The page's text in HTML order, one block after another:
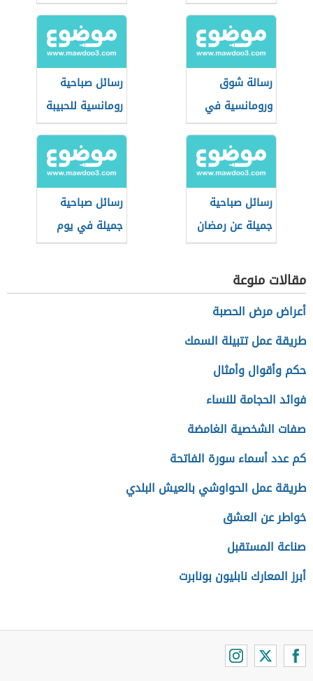
رسالة شوق
ورومانسية في
الصباح للحبيب
المسافر
رسائل صباحية
رومانسية للحبيبة
رسائل صباحية
جميلة عن رمضان
رسائل صباحية
جميلة في يوم
الجمعة
مقالات منوعة
أعراض مرض الحصبة
طريقة عمل تتبيلة السمك
حكم وأقوال وأمثال
فوائد الحجامة للنساء
صفات الشخصية الغامضة
كم عدد أسماء سورة الفاتحة
طريقة عمل الحواوشي بالعيش البلدي
خواطر عن العشق
صناعة المستقبل
أبرز المعارك نابليون بونابرت